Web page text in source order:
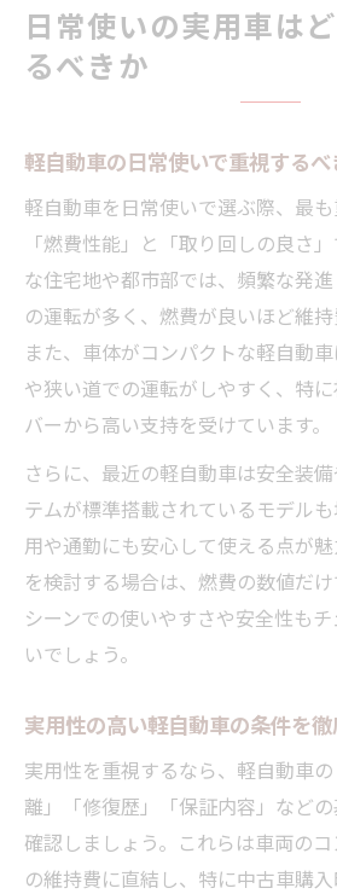
日常使いの実用車は
るべきか
軽自動車の日常使いで重視する
軽自動車を日常使いで選ぶ際、最
「燃費性能」と「取り回しの良さ
な住宅地や都市部では、頻繁な発
の運転が多く、燃費が良いほど維持
また、車体がコンパクトな軽自動
や狭い道での運転がしやすく、特
バーから高い支持を受けています。
さらに、最近の軽自動車は安全装
テムが標準搭載されているモデル
用や通勤にも安心して使える点が
を検討する場合は、燃費の数値だ
シーンでの使いやすさや安全性も
いでしょう。
実用性の高い軽自動車の条件を
実用性を重視するなら、軽自動車
離」「修復歴」「保証内容」など
確認しましょう。これらは車両の
の維持費に直結し、特に中古車購